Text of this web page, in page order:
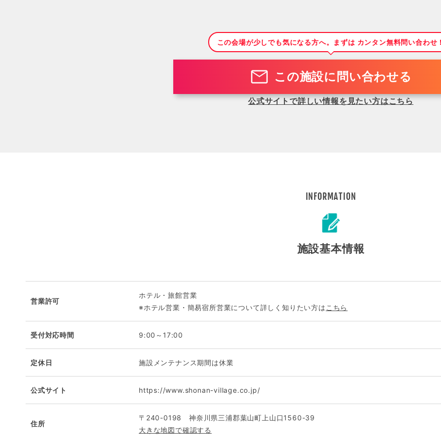
この会場が少しでも気になる方へ。まずは カンタン無料問い合わせ
この施設に問い合わせる
公式サイトで詳しい情報を見たい方はこちら
INFORMATION
施設基本情報
営業許可
ホテル・旅館営業
※ホテル営業・簡易宿所営業について詳しく知りたい方は こちら
受付対応時間 9:00～17:00
定休日 施設メンテナンス期間は休業
公式サイト https://www.shonan-village.co.jp/
住所
〒240-0198 神奈川県三浦郡葉山町上山口1560-39
大きな地図で確認する